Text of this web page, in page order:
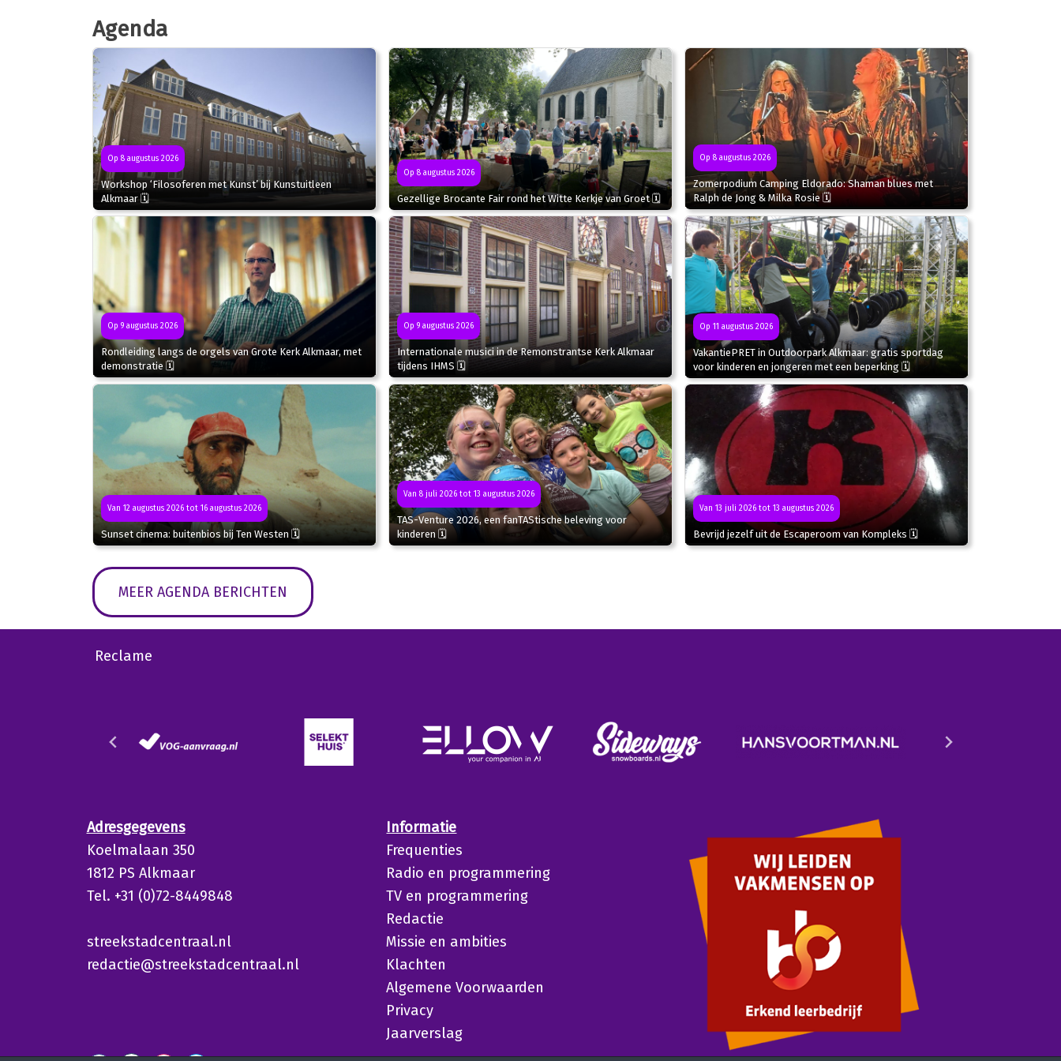
Agenda
Op 8 augustus 2026
Workshop ‘Filosoferen met Kunst’ bij Kunstuitleen
Alkmaar 🗓
Op 8 augustus 2026
Gezellige Brocante Fair rond het Witte Kerkje van Groet 🗓
Op 8 augustus 2026
Zomerpodium Camping Eldorado: Shaman blues met
Ralph de Jong & Milka Rosie 🗓
Op 9 augustus 2026
Rondleiding langs de orgels van Grote Kerk Alkmaar, met
demonstratie 🗓
Op 9 augustus 2026
Internationale musici in de Remonstrantse Kerk Alkmaar
tijdens IHMS 🗓
Op 11 augustus 2026
VakantiePRET in Outdoorpark Alkmaar: gratis sportdag
voor kinderen en jongeren met een beperking 🗓
Van 12 augustus 2026 tot 16 augustus 2026
Sunset cinema: buitenbios bij Ten Westen 🗓
Van 8 juli 2026 tot 13 augustus 2026
TAS-Venture 2026, een fanTAStische beleving voor
kinderen 🗓
Van 13 juli 2026 tot 13 augustus 2026
Bevrijd jezelf uit de Escaperoom van Kompleks 🗓
MEER AGENDA BERICHTEN
Reclame
Adresgegevens
Koelmalaan 350
1812 PS Alkmaar
Tel. +31 (0)72-8449848
streekstadcentraal.nl
redactie@streekstadcentraal.nl
Informatie
Frequenties
Radio en programmering
TV en programmering
Redactie
Missie en ambities
Klachten
Algemene Voorwaarden
Privacy
Jaarverslag